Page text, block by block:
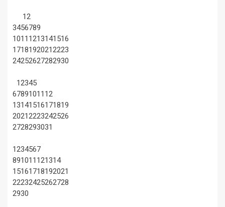
12
3456789
1011 1213141516
17181920212223
24252627282930
12345
67891011 12
13141516171819
20212223242526
2728293031
1234567
891011 121314
15161718192021
22232425262728
2930